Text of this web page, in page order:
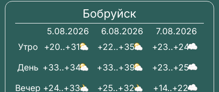
Бобруйск
5.08.2026
+20..+31
+33..+34
+24..+33
6.08.2026
+22..+35
+33..+39
+25..+32
7.08.2026
+23..+24
+23..+25
+14..+22
Вечер
День
Утро